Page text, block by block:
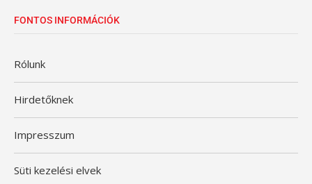
FONTOS INFORMÁCIÓK
Rólunk
Hirdetőknek
Impresszum
Süti kezelési elvek